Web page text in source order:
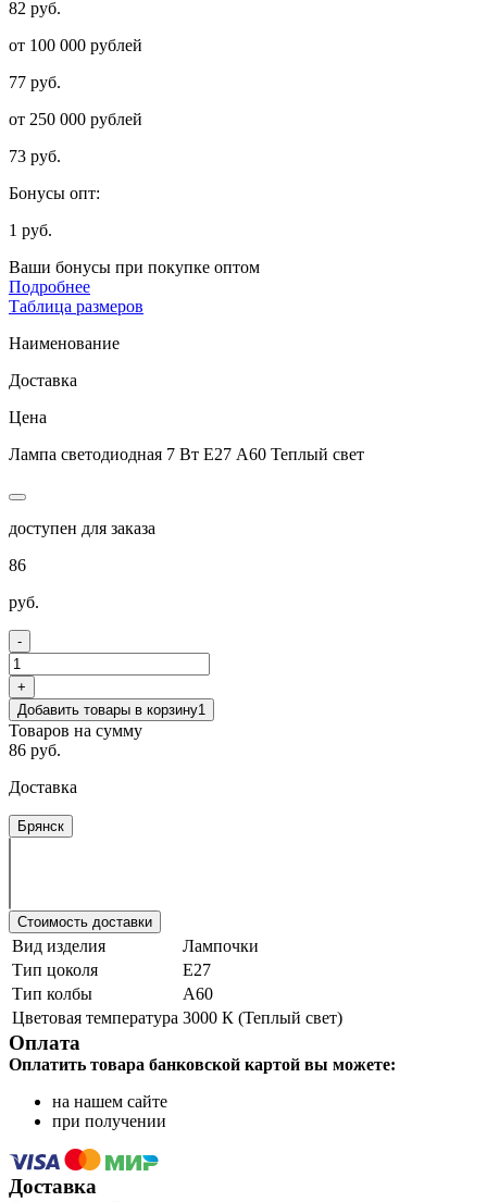
82 руб.
от 100 000 рублей
77 руб.
от 250 000 рублей
73 руб.
Бонусы опт:
1 руб.
Ваши бонусы при покупке оптом
Подробнее
Таблица размеров
Наименование
Доставка
Цена
Лампа светодиодная 7 Вт Е27 А60 Теплый свет
доступен для заказа
86
руб.
-
+
Добавить товары в корзину1
Товаров на сумму
86 руб.
Доставка
Брянск
Стоимость доставки
Вид изделия
Лампочки
Тип цоколя
Е27
Тип колбы
A60
Цветовая температура 3000 К (Теплый свет)
Оплата
Оплатить товара банковской картой вы можете:
на нашем сайте
при получении
Доставка